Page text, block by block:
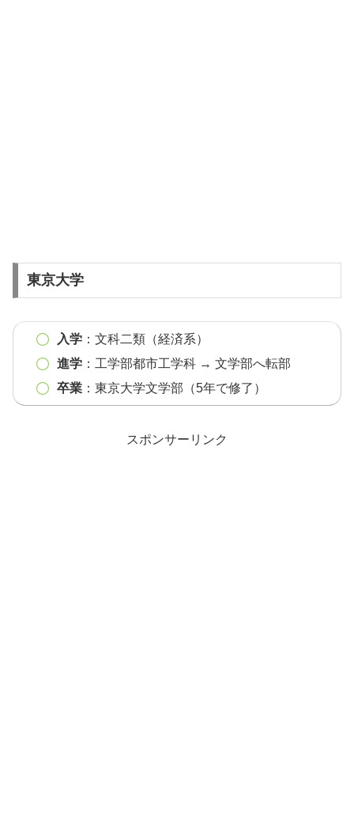
東京大学
入学：文科二類（経済系）
進学：工学部都市工学科 → 文学部へ転部
卒業：東京大学文学部（5年で修了）
スポンサーリンク